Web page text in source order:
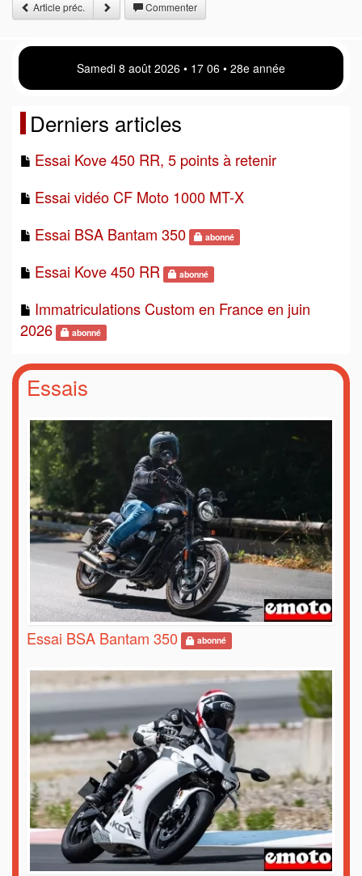
Article préc. Commenter
Samedi 8 août 2026 • 17:06 • 28e année
Derniers articles
Essai Kove 450 RR, 5 points à retenir
Essai vidéo CF Moto 1000 MT-X
Essai BSA Bantam 350
abonné
Essai Kove 450 RR abonné
Immatriculations Custom en France en juin
2026
abonné
Essais
Essai BSA Bantam 350 abonné